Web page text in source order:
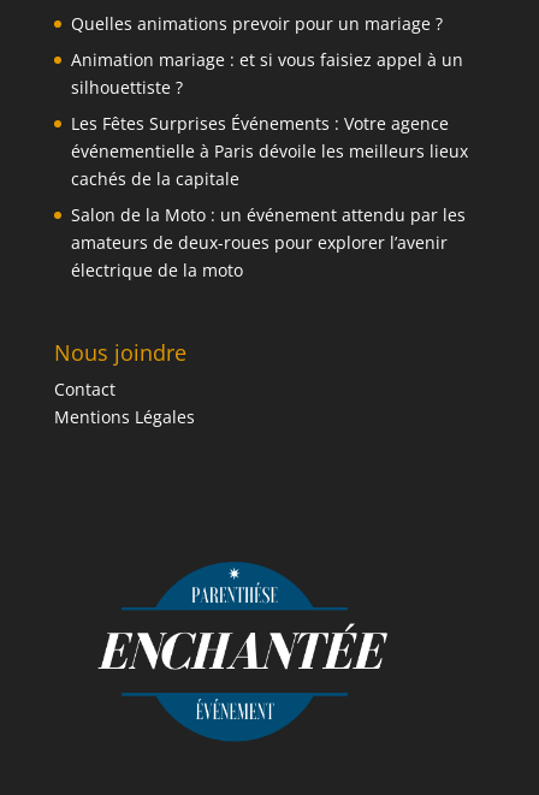
Quelles animations prevoir pour un mariage ?
Animation mariage : et si vous faisiez appel à un
silhouettiste ?
Les Fêtes Surprises Événements : Votre agence
événementielle à Paris dévoile les meilleurs lieux
cachés de la capitale
Salon de la Moto : un événement attendu par les
amateurs de deux-roues pour explorer l’avenir
électrique de la moto
Nous joindre
Contact
Mentions Légales